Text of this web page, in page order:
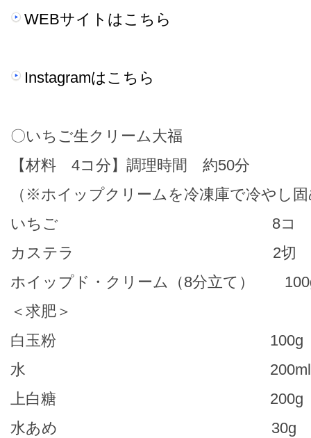
WEBサイトはこちら
Instagramはこちら
〇いちご生クリーム大福
【材料 4コ分】調理時間 約50分
（※ホイップクリームを冷凍庫で冷やし
いちご 8コ
カステラ 2切
ホイップド・クリーム（8分立て）
＜求肥＞
白玉粉 100g
水 200ml
上白糖 200g
水あめ 30g